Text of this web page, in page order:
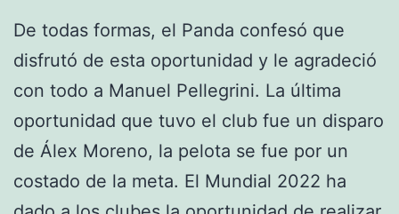
De todas formas, el Panda confesó que
disfrutó de esta oportunidad y le agradeció
con todo a Manuel Pellegrini. La última
oportunidad que tuvo el club fue un disparo
de Álex Moreno, la pelota se fue por un
costado de la meta. El Mundial 2022 ha